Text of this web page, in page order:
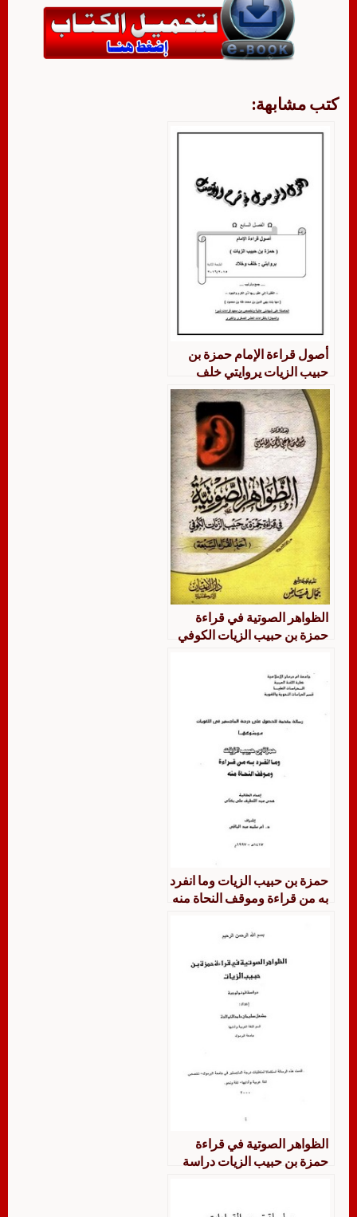
كتب مشابهة:
أصول قراءة الإمام حمزة بن
حبيب الزيات يروايتي خلف
وخلاد
الظواهر الصوتية في قراءة
حمزة بن حبيب الزيات الكوفي
حمزة بن حبيب الزيات وما انفرد
به من قراءة وموقف النحاة منه
الظواهر الصوتية في قراءة
حمزة بن حبيب الزيات دراسة